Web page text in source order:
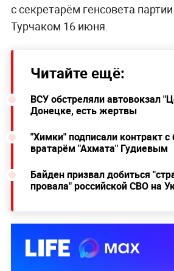
с секретарём генсовета
Турчаком 16 июня.
Читайте ещё:
ВСУ обстреляли автовокзал
Донецке, есть жертвы
"Химки" подписали контракт
вратарём "Ахмата" Гудиевым
Байден призвал добиться
провала" российской СВО на